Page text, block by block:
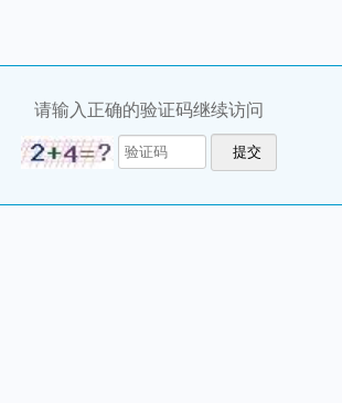
请输入正确的验证码继续访问